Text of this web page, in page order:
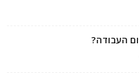
העבודה?